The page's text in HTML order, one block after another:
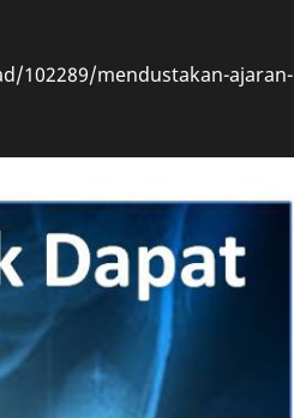
102289/mendustakan-ajaran-